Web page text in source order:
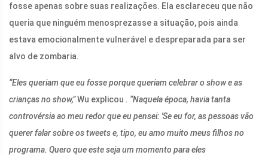
fosse apenas sobre suas realizações. Ela esclareceu que não
queria que ninguém menosprezasse a situação, pois ainda
estava emocionalmente vulnerável e despreparada para ser
alvo de zombaria.
“Eles queriam que eu fosse porque queriam celebrar o show e as
crianças no show,”Wu explicou . “Naquela época, havia tanta
controvérsia ao meu redor que eu pensei: 'Se eu for, as pessoas vão
querer falar sobre os tweets e, tipo, eu amo muito meus filhos no
programa. Quero que este seja um momento para eles